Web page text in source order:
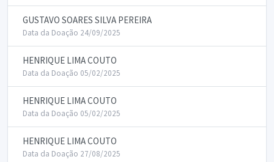
GUSTAVO SOARES SILVA PEREIRA
Data da Doação 24/09/2025
HENRIQUE LIMA COUTO
Data da Doação 05/02/2025
HENRIQUE LIMA COUTO
Data da Doação 05/02/2025
HENRIQUE LIMA COUTO
Data da Doação 27/08/2025